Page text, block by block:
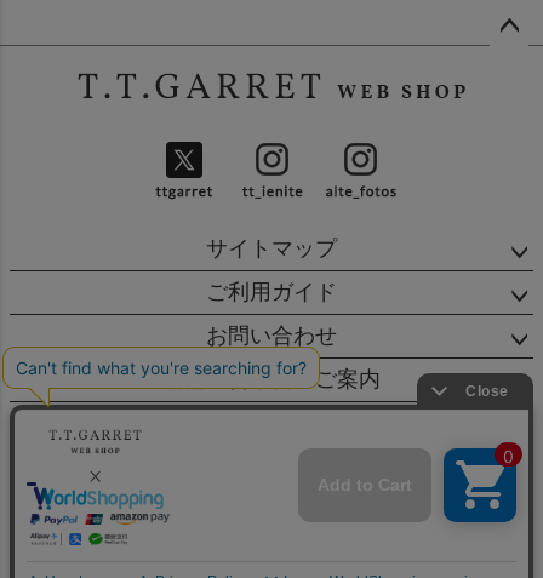
サイトマップ
ご利用ガイド
お問い合わせ
店舗・営業日のご案内
会社概要
特定商取引法に基づく表示
個人情報の取扱